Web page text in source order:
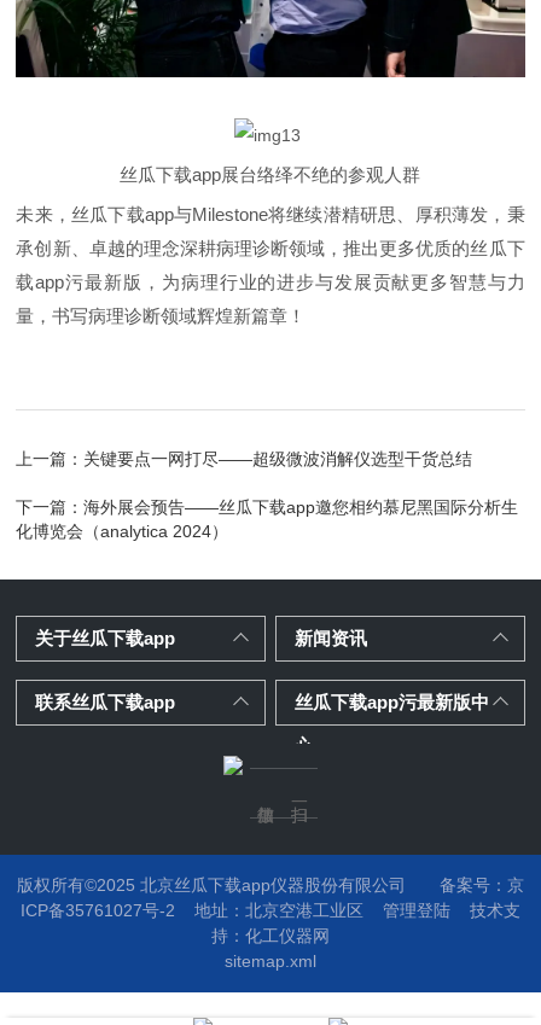
丝瓜下载app展台络绎不绝的参观人群
未来，丝瓜下载app与Milestone将继续潜精研思、厚积薄发，秉
承创新、卓越的理念深耕病理诊断领域，推出更多优质的丝瓜下
载app污最新版，为病理行业的进步与发展贡献更多智慧与力
量，书写病理诊断领域辉煌新篇章！
上一篇： 关键要点一网打尽——超级微波消解仪选型干货总结
下一篇：海外展会预告——丝瓜下载app邀您相约慕尼黑国际分析生
化博览会（analytica 2024）
关于丝瓜下载app 新闻资讯
联系丝瓜下载app 丝瓜下载app污最新版中
心
版权所有©2025 北京丝瓜下载app仪器股份有限公司
备案号：京
ICP备35761027号-2
地址： 北京空港工业区 管理登陆技术支
持： 化工仪器网
sitemap.xml